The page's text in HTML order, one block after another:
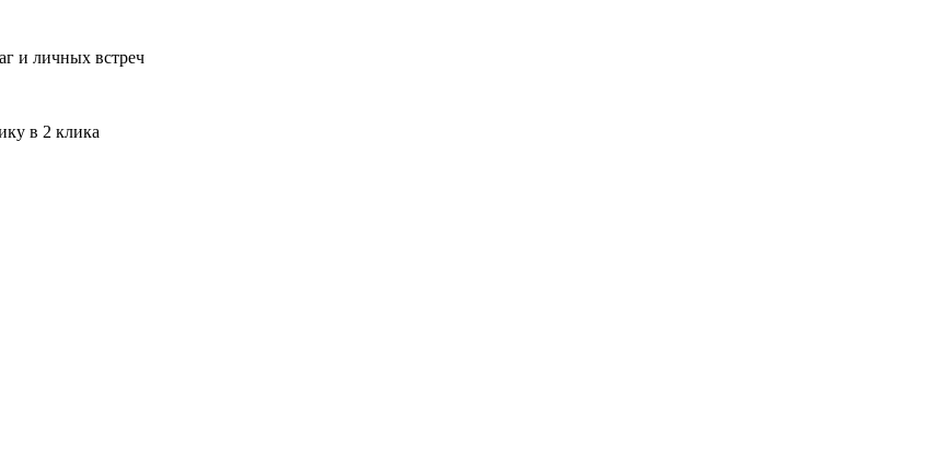
и личных встреч
в 2 клика